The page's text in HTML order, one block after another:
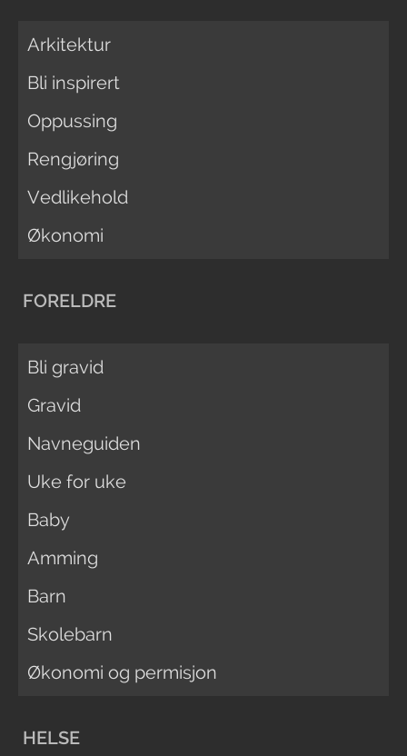
Arkitektur
Bli inspirert
Oppussing
Rengjøring
Vedlikehold
Økonomi
FORELDRE
Bli gravid
Gravid
Navneguiden
Uke for uke
Baby
Amming
Barn
Skolebarn
Økonomi og permisjon
HELSE